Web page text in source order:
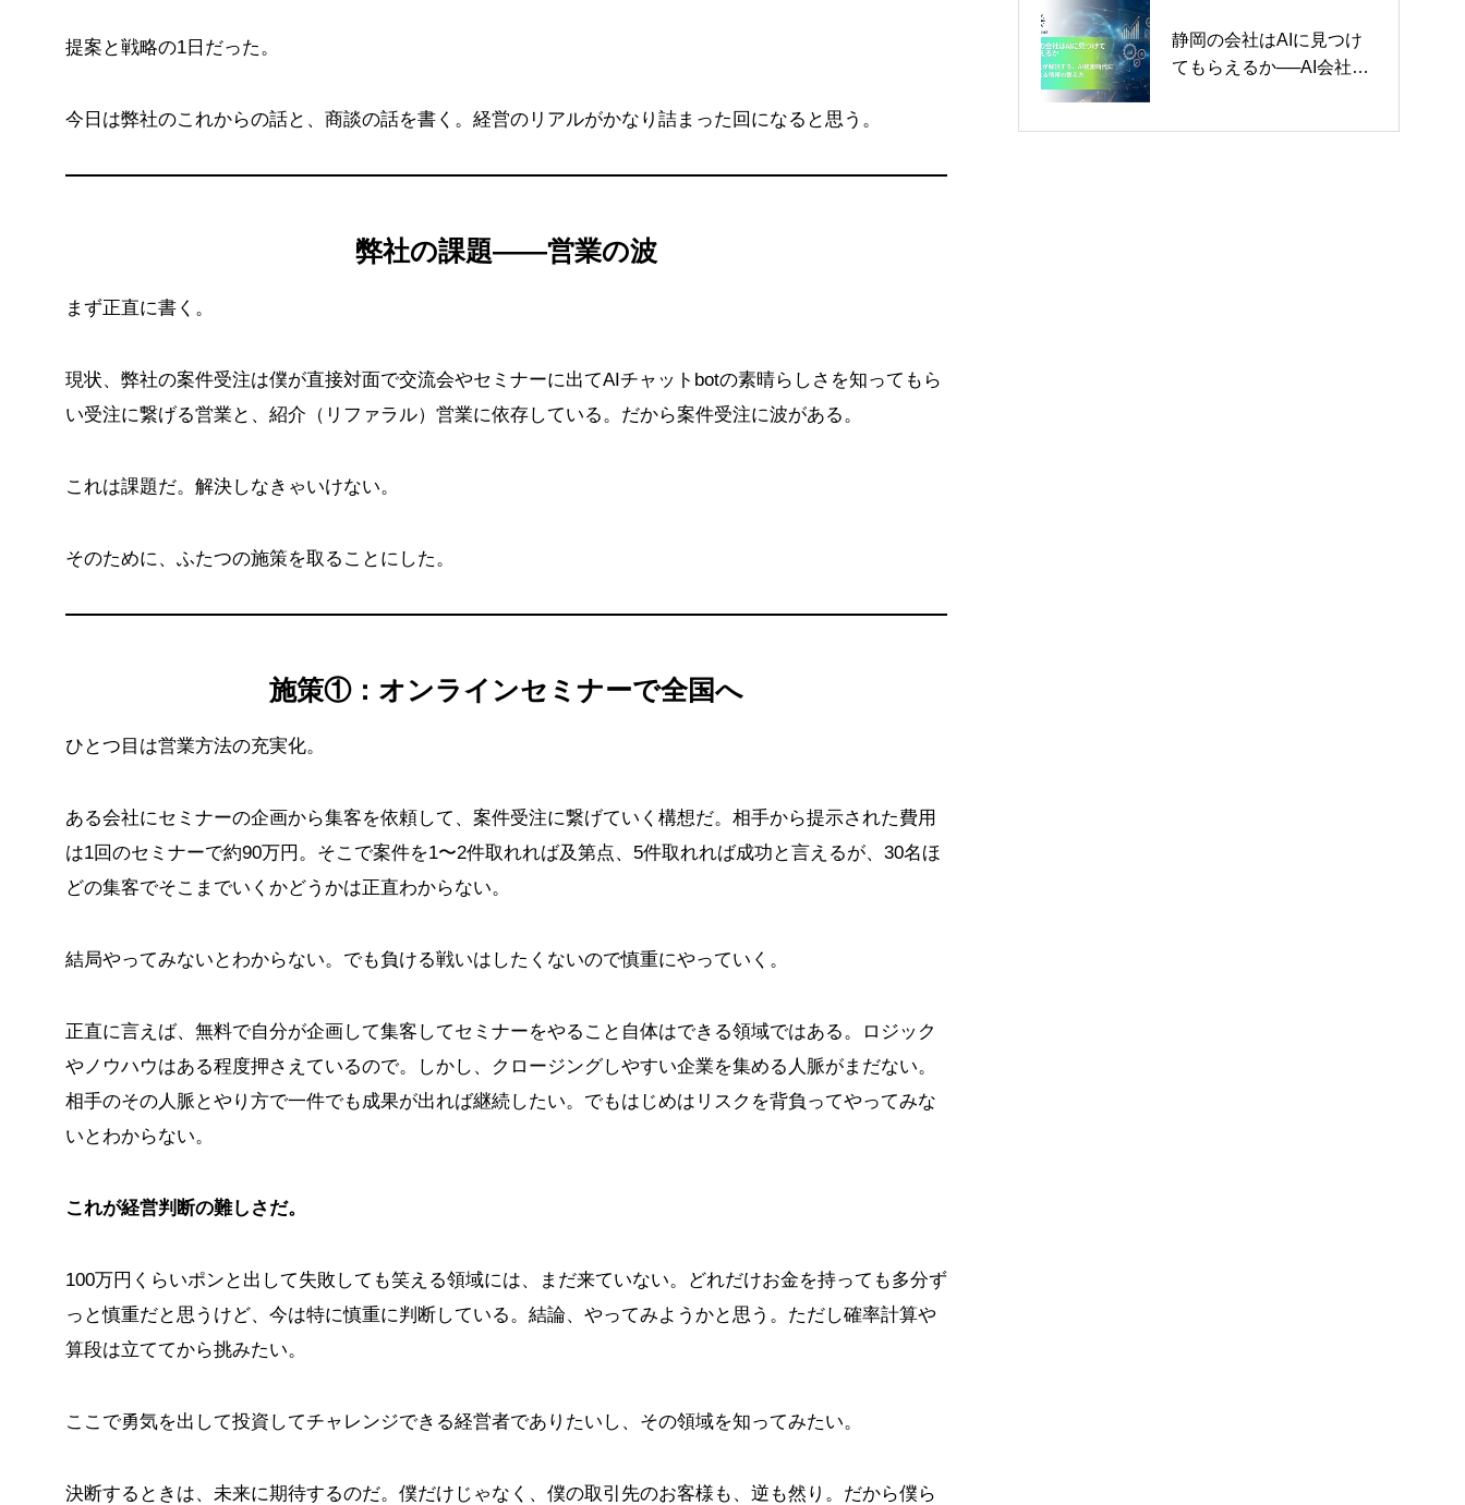
提案と戦略の1日だった。
今日は弊社のこれからの話と、商談の話を書く。経営のリアルがかなり詰まった回になると思う。
弊社の課題——営業の波
まず正直に書く。
現状、弊社の案件受注は僕が直接対面で交流会やセミナーに出てAIチャットbotの素晴らしさを知ってもら
い受注に繋げる営業と、紹介（リファラル）営業に依存している。だから案件受注に波がある。
これは課題だ。解決しなきゃいけない。
そのために、ふたつの施策を取ることにした。
施策①：オンラインセミナーで全国へ
ひとつ目は営業方法の充実化。
ある会社にセミナーの企画から集客を依頼して、案件受注に繋げていく構想だ。相手から提示された費用
は1回のセミナーで約90万円。そこで案件を1〜2件取れれば及第点、5件取れれば成功と言えるが、30名ほ
どの集客でそこまでいくかどうかは正直わからない。
結局やってみないとわからない。でも負ける戦いはしたくないので慎重にやっていく。
正直に言えば、無料で自分が企画して集客してセミナーをやること自体はできる領域ではある。ロジック
やノウハウはある程度押さえているので。しかし、クロージングしやすい企業を集める人脈がまだない。
相手のその人脈とやり方で一件でも成果が出れば継続したい。でもはじめはリスクを背負ってやってみな
いとわからない。
これが経営判断の難しさだ。
100万円くらいポンと出して失敗しても笑える領域には、まだ来ていない。どれだけお金を持っても多分ず
っと慎重だと思うけど、今は特に慎重に判断している。結論、やってみようかと思う。ただし確率計算や
算段は立ててから挑みたい。
ここで勇気を出して投資してチャレンジできる経営者でありたいし、その領域を知ってみたい。
決断するときは、未来に期待するのだ。僕だけじゃなく、僕の取引先のお客様も、逆も然り。だから僕ら
元化【2026年版】
静岡の会社はAIに見つけ
てもらえるか──AI会社が